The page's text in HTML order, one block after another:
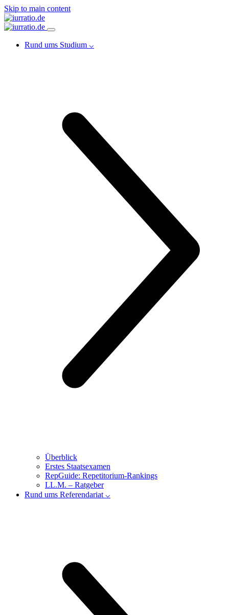
Skip to main content
Rund ums Studium ⌵
Überblick
Erstes Staatsexamen
RepGuide: Repetitorium-Rankings
LL.M. – Ratgeber
Rund ums Referendariat ⌵